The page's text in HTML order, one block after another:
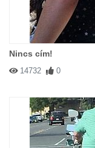
Nincs cím!
14732 0